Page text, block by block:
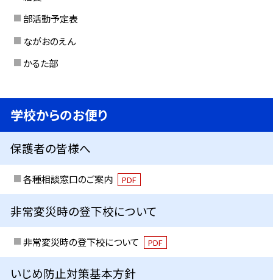
部活動予定表
ながおのえん
かるた部
学校からのお便り
保護者の皆様へ
各種相談窓口のご案内 PDF
非常変災時の登下校について
非常変災時の登下校について PDF
いじめ防止対策基本方針